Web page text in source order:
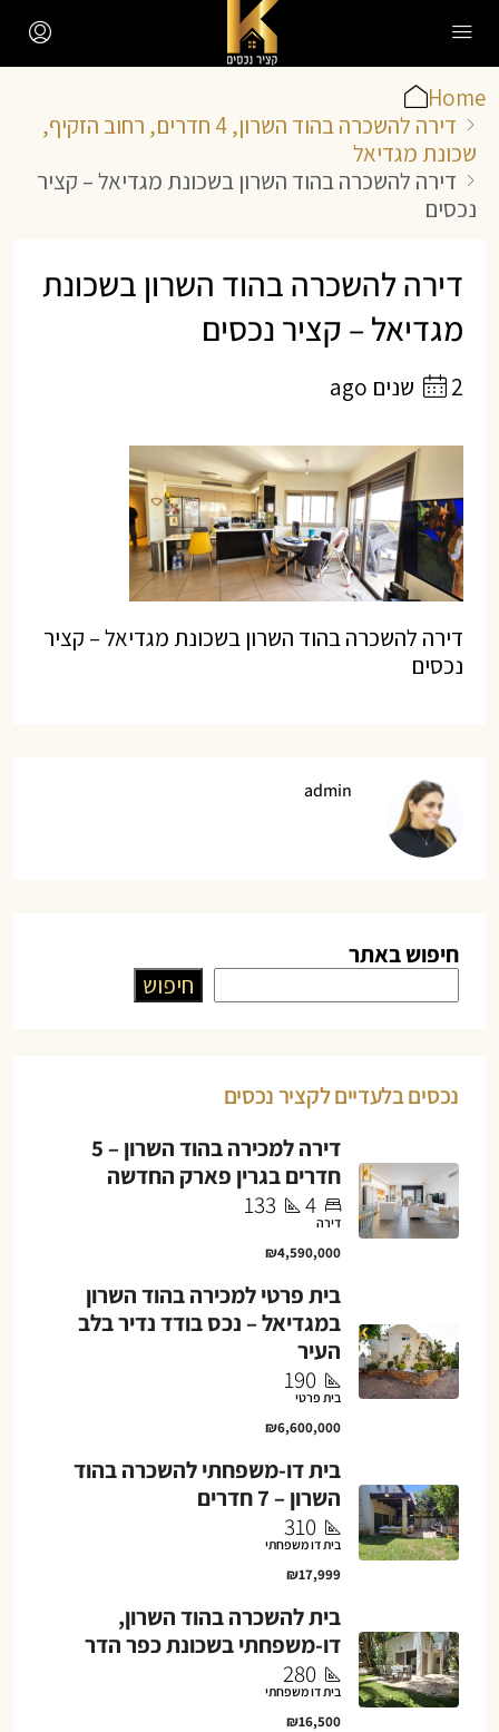
Home
דירה להשכרה בהוד השרון, 4 חדרים, רחוב הזקיף,
שכונת מגדיאל
דירה להשכרה בהוד השרון בשכונת מגדיאל – קציר
נכסים
דירה להשכרה בהוד השרון בשכונת
מגדיאל – קציר נכסים
2 שנים ago
דירה להשכרה בהוד השרון בשכונת מגדיאל – קציר
נכסים
admin
חיפוש באתר
חיפוש
נכסים בלעדיים לקציר נכסים
דירה למכירה בהוד השרון – 5
חדרים בגרין פארק החדשה
4
133
דירה
₪4,590,000
בית פרטי למכירה בהוד השרון
במגדיאל – נכס בודד נדיר בלב
העיר
190
בית פרטי
₪6,600,000
בית דו-משפחתי להשכרה בהוד
השרון – 7 חדרים
310
בית דו משפחתי
₪17,999
בית להשכרה בהוד השרון,
דו-משפחתי בשכונת כפר הדר
280
בית דו משפחתי
₪16,500